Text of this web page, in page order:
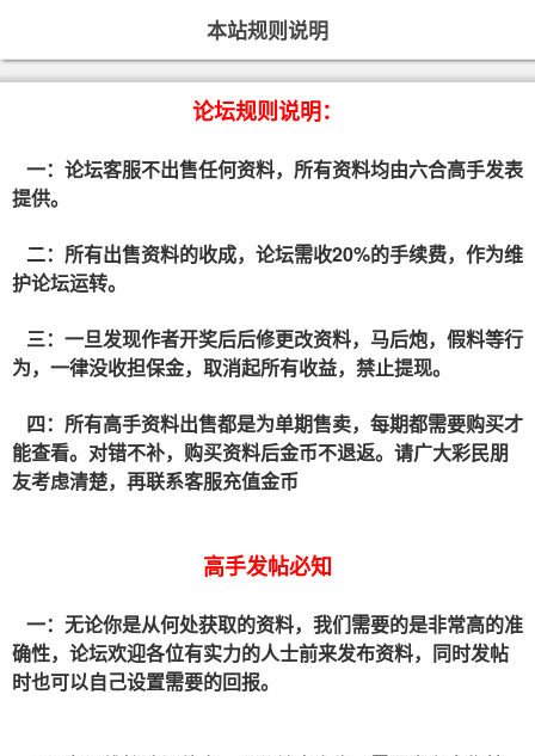
本站规则说明
论坛规则说明：
一：论坛客服不出售任何资料，所有资料均由六合高手发表
提供。
二：所有出售资料的收成，论坛需收20%的手续费，作为维
护论坛运转。
三：一旦发现作者开奖后后修更改资料，马后炮，假料等行
为，一律没收担保金，取消起所有收益，禁止提现。
四：所有高手资料出售都是为单期售卖，每期都需要购买才
能查看。对错不补，购买资料后金币不退返。请广大彩民朋
友考虑清楚，再联系客服充值金币
高手发帖必知
一：无论你是从何处获取的资料，我们需要的是非常高的准
确性，论坛欢迎各位有实力的人士前来发布资料，同时发帖
时也可以自己设置需要的回报。